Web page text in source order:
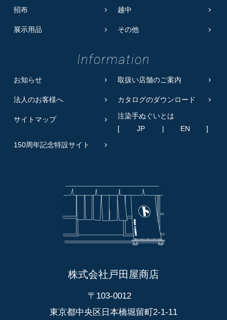
招布 越中
展示用品 その他
Information
お知らせ 取扱い店舗のご案内
法人のお客様へ カタログのダウンロード
サイトマップ
注染手ぬぐいとは
[
JP | EN
]
150周年記念特設サイト
株式会社戸田屋商店
〒103-0012
東京都中央区日本橋堀留町2-1-11